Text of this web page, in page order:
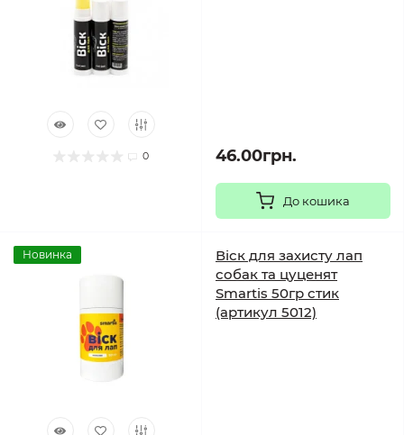
0 46.00грн.
До кошика
Новинка
Віск для захисту лап
собак та цуценят
Smartis 50гр стик
(артикул 5012)